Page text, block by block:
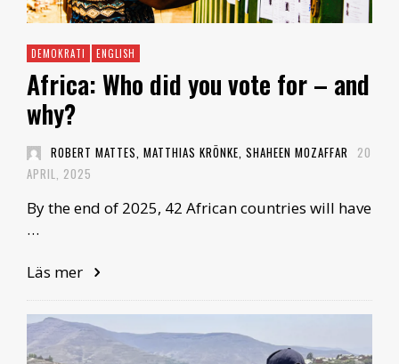
DEMOKRATI ENGLISH
Africa: Who did you vote for – and
why?
ROBERT MATTES, MATTHIAS KRÖNKE, SHAHEEN MOZAFFAR 20
APRIL, 2025
By the end of 2025, 42 African countries will have
…
Läs mer